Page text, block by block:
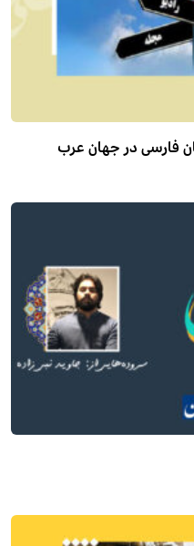
فارسی در جهان عرب